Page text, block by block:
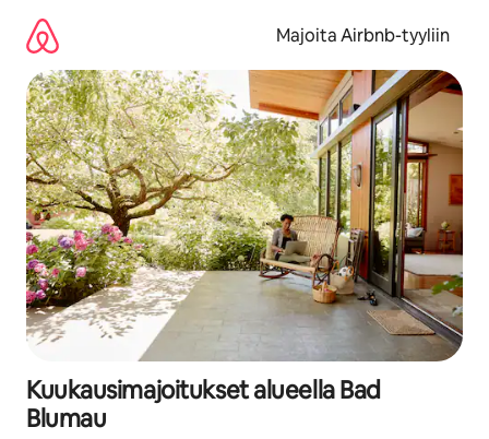
sisältö
väliin
Majoita Airbnb-tyyliin
Kuukausimajoitukset alueella Bad
Blumau